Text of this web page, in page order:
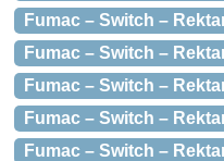
Fumac – Switch –
Fumac – Switch –
Fumac – Switch –
Fumac – Switch –
Fumac – Switch –